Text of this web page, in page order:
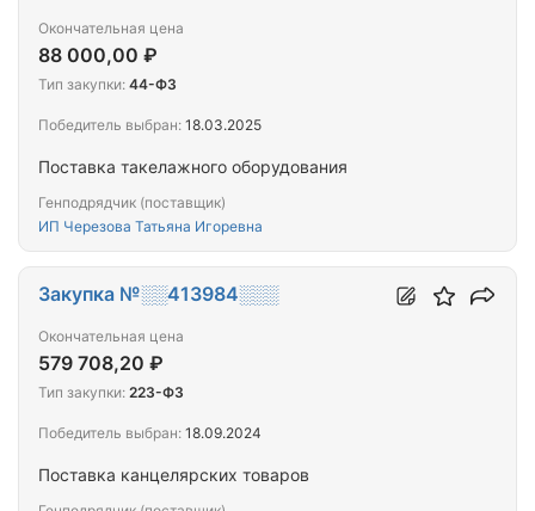
Поставка такелажного оборудования
Генподрядчик (поставщик)
ИП Черезова Татьяна Игоревна
Окончательная цена
88 000,00 ₽
Тип закупки: 44-ФЗ
Победитель выбран: 18.03.2025
Поставка канцелярских товаров
Закупка №░░413984░░░
Окончательная цена
579 708,20 ₽
Тип закупки: 223-ФЗ
Победитель выбран: 18.09.2024